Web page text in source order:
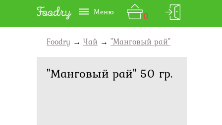
Меню 0
Foodry → Чай → "Манговый рай"
"Манговый рай" 50 гр.